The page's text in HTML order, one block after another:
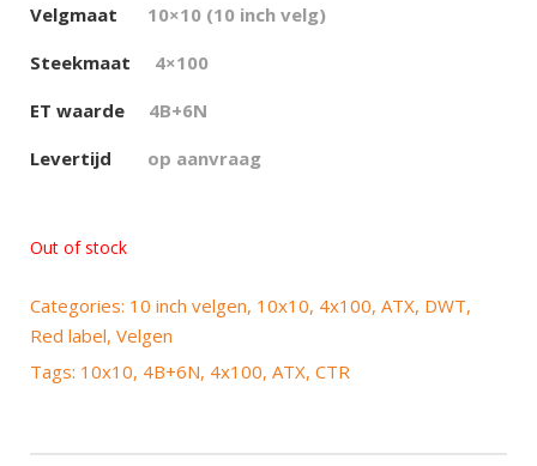
Velgmaat
10×10 (10 inch velg)
Steekmaat
4×100
ET waarde
4B+6N
Levertijd
op aanvraag
Out of stock
Categories: 10 inch velgen, 10x10, 4x100, ATX, DWT,
Red label, Velgen
Tags: 10x10, 4B+6N, 4x100, ATX, CTR